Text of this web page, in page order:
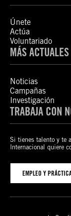
Únete
Actúa
Voluntariado
MÁS ACTUALES
Noticias
Campañas
Investigación
TRABAJA CON
Si tienes talento y te
Internacional quiere
EMPLEO Y